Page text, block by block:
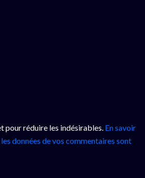
pour réduire les indésirables. En savoir
données de vos commentaires sont